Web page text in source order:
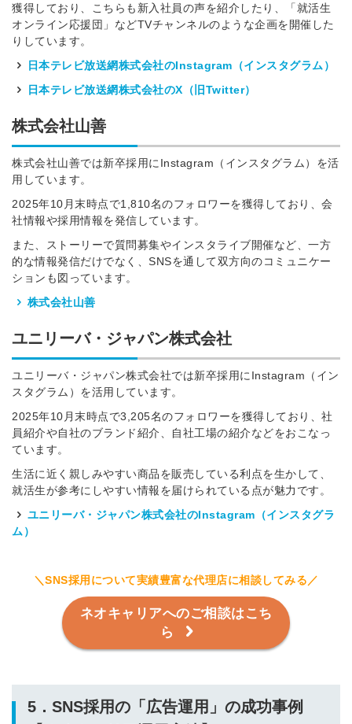
獲得しており、こちらも新入社員の声を紹介したり、「就活生
オンライン応援団」などTVチャンネルのような企画を開催した
りしています。
日本テレビ放送網株式会社のInstagram（インスタグラム）
日本テレビ放送網株式会社のX（旧Twitter）
株式会社山善
株式会社山善では新卒採用にInstagram（インスタグラム）を活
用しています。
2025年10月末時点で1,810名のフォロワーを獲得しており、会
社情報や採用情報を発信しています。
また、ストーリーで質問募集やインスタライブ開催など、一方
的な情報発信だけでなく、SNSを通して双方向のコミュニケー
ションも図っています。
株式会社山善
ユニリーバ・ジャパン株式会社
ユニリーバ・ジャパン株式会社では新卒採用にInstagram（イン
スタグラム）を活用しています。
2025年10月末時点で3,205名のフォロワーを獲得しており、社
員紹介や自社のブランド紹介、自社工場の紹介などをおこなっ
ています。
生活に近く親しみやすい商品を販売している利点を生かして、
就活生が参考にしやすい情報を届けられている点が魅力です。
ユニリーバ・ジャパン株式会社のInstagram（インスタグラ
ム）
＼SNS採用について実績豊富な代理店に相談してみる／
ネオキャリアへのご相談はこち
ら
5．SNS採用の「広告運用」の成功事例